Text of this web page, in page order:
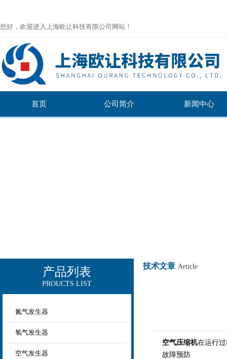
您好，欢迎进入上海欧让科技有限公司网站！
首页 公司简介 新闻中心
产品列表
PROUCTS LIST
氮气发生器
氢气发生器
空气发生器
技术文章 Article
空气压缩机在运行
故障预防